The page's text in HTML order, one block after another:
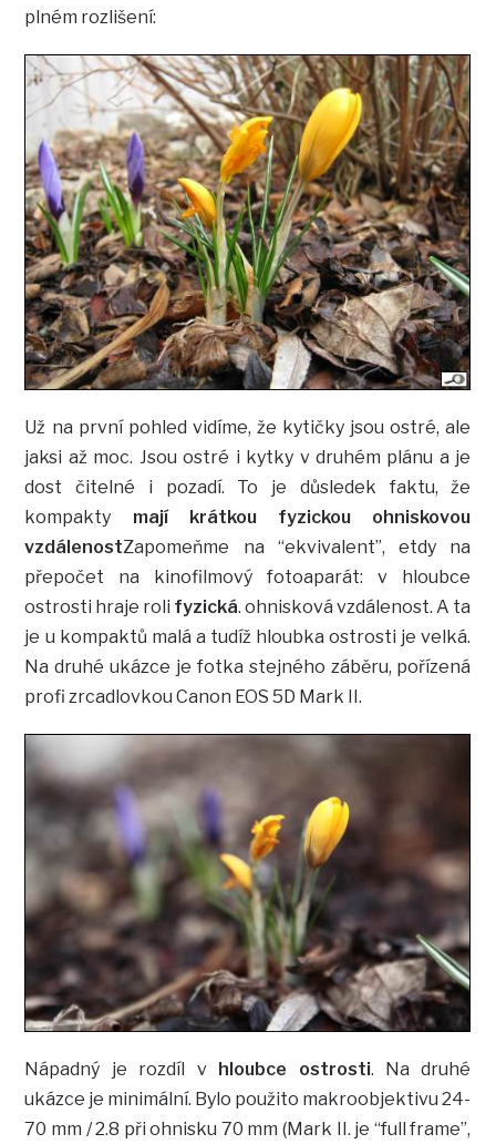
plném rozlišení:
Už na první pohled vidíme, že kytičky jsou ostré, ale
jaksi až moc. Jsou ostré i kytky v druhém plánu a je
dost čitelné i pozadí. To je důsledek faktu, že
kompakty mají krátkou fyzickou ohniskovou
vzdálenostZapomeňme na “ekvivalent”, etdy na
přepočet na kinofilmový fotoaparát: v hloubce
ostrosti hraje roli fyzická. ohnisková vzdálenost. A ta
je u kompaktů malá a tudíž hloubka ostrosti je velká.
Na druhé ukázce je fotka stejného záběru, pořízená
profi zrcadlovkou Canon EOS 5D Mark II.
Nápadný je rozdíl v hloubce ostrosti. Na druhé
ukázce je minimální. Bylo použito makroobjektivu 24-
70 mm / 2.8 při ohnisku 70 mm (Mark II. je “full frame”,